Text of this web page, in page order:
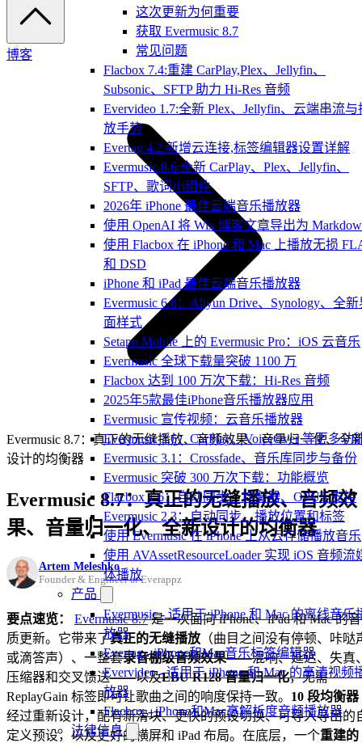
这次更新为何重要
获取 Evermusic 8.7
常见问题
Flacbox 7.4:重建 CarPlay,Plex、Jellyfin、
Subsonic、SFTP 助力 Hi-Res 音频
Evervideo 1.7:全新 Plex、Jellyfin、云端串流与
放手势
Evertag 4.2:新增云连接,标签编辑器设置详解
Evermusic 8.6:全新 CarPlay、Plex、Jellyfin、
SFTP、歌词小组件
2026年 iPhone 最佳云端音乐播放器
使用 OpenAI 将 Wix 博客文章导出为
使用 Flacbox 在 iPhone 和 Mac 上播放无损
和 DSD
iPhone 和 iPad 最佳云端音乐播放器
Evermusic 6.8：Aliyun Drive、Synology、全新
面样式
Setapp Mobile 上的 Evermusic Pro：iOS 云音乐
Evermusic 全球下载量突破 1100 万
Flacbox 达到 100 万次下载：Hi-Res 音频
2025年5款最佳iPhone音乐播放器应用
Evermusic 宣传视频：云音乐播放器
Evermusic 3.6：CarPlay、VoiceOver 等更多功
Evermusic 3.1：Crossfade、音乐库同步与备份
Evermusic 突破 300 万次下载：功能概览
Flacbox 1.6：自动同步、均衡器、OPUS 支持
Evermusic 2.3：自动同步、播放位置和标签
使用 Evermusic 在 iPhone 上从云存储播放音乐
使用 AVAssetResourceLoader 实现 iOS 音频流
体播放
产品
Evermusic - 适用于 iPhone 和 Mac 的离线音乐
放器
Evertag - iPhone和Mac音乐标签编辑器
Evervideo - 适用于 iPhone 和 Mac 的高清视频
放器
Flacbox - iPhone和Mac高解析度音频播放器
法律信息
博客
Evermusic 8.7：真正的无缝播放、音频效果、音量归一化、全
设计的均衡器
Evermusic 8.7：真正的无缝播放、音频效
果、音量归一化、全新设计的均衡器
Artem Meleshko
Founder & Engineer at Everappz
要点速览： Evermusic 8.7是一次面向 iPhone、iPad 和 Mac 的音
质更新。它带来了真正的无缝播放 （曲目之间没有停顿、咔哒
或滴答声）、一整套录音棚级音频效果——混响、延迟、失真
压缩器和交叉馈送——以及EBU R128 音量归一化，无需
ReplayGain 标签即可让歌曲之间的响度保持一致。 10 段均衡器
经过重新设计，配有新滑块、更快的预设切换、可导入导出的
定义预设，以及更好的横屏和 iPad 布局。在底层，一个重建的